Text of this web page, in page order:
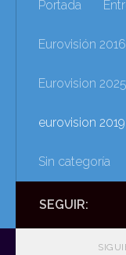
Portada
Eurovisión 2016
Eurovision 2025
eurovision 2019
Sin categoría
SEGUIR: